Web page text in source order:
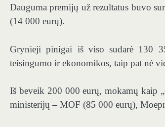
Dauguma premijų už rezultatus buvo
(14 000 eurų).
Grynieji pinigai iš viso sudarė 130
teisingumo ir ekonomikos, taip pat nė
Iš beveik 200 000 eurų, mokamų kaip
ministerijų – MOF (85 000 eurų),